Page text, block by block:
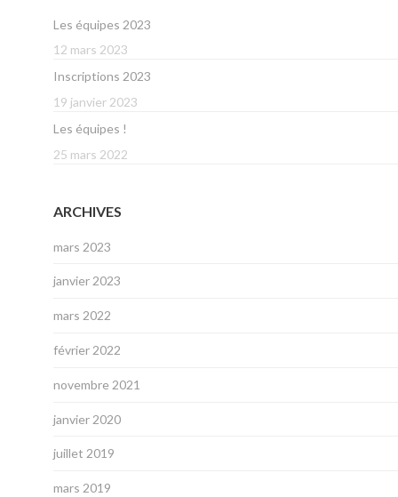
Les équipes 2023
12 mars 2023
Inscriptions 2023
19 janvier 2023
Les équipes !
25 mars 2022
ARCHIVES
mars 2023
janvier 2023
mars 2022
février 2022
novembre 2021
janvier 2020
juillet 2019
mars 2019